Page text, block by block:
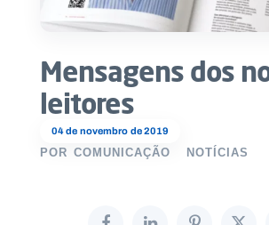
04 de novembro de 2019
Mensagens dos
leitores
POR COMUNICAÇÃO NOTÍCIAS
O
que
fazemos
Recursos
Notícias